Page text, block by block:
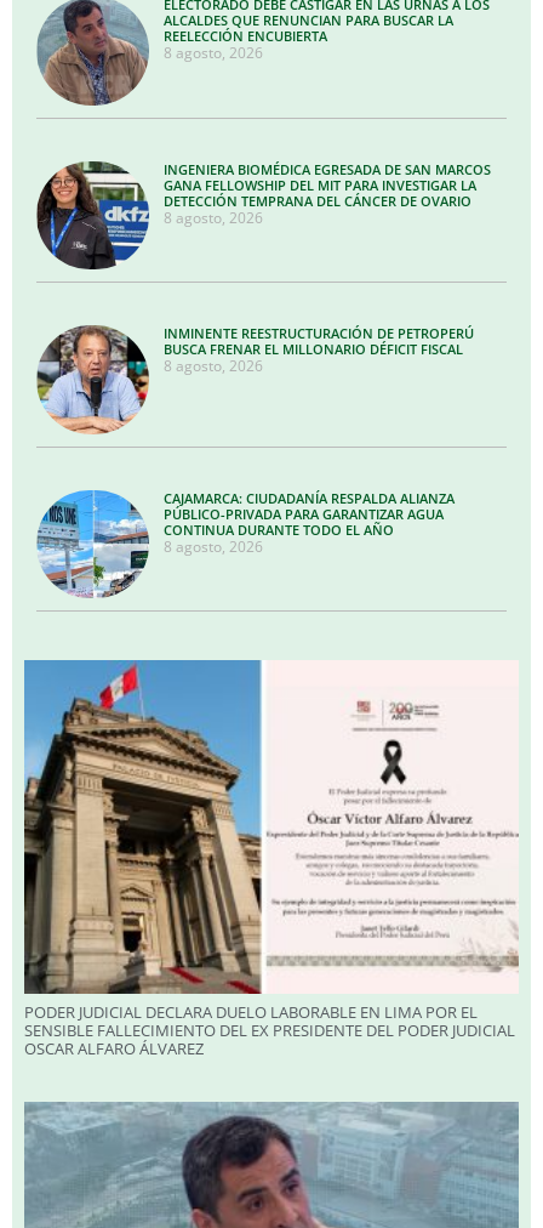
ELECTORADO DEBE CASTIGAR EN LAS URNAS A LOS
ALCALDES QUE RENUNCIAN PARA BUSCAR LA
REELECCIÓN ENCUBIERTA
8 agosto, 2026
INGENIERA BIOMÉDICA EGRESADA DE SAN MARCOS
GANA FELLOWSHIP DEL MIT PARA INVESTIGAR LA
DETECCIÓN TEMPRANA DEL CÁNCER DE OVARIO
8 agosto, 2026
INMINENTE REESTRUCTURACIÓN DE PETROPERÚ
BUSCA FRENAR EL MILLONARIO DÉFICIT FISCAL
8 agosto, 2026
CAJAMARCA: CIUDADANÍA RESPALDA ALIANZA
PÚBLICO-PRIVADA PARA GARANTIZAR AGUA
CONTINUA DURANTE TODO EL AÑO
8 agosto, 2026
PODER JUDICIAL DECLARA DUELO LABORABLE EN LIMA POR EL
SENSIBLE FALLECIMIENTO DEL EX PRESIDENTE DEL PODER JUDICIAL
OSCAR ALFARO ÁLVAREZ